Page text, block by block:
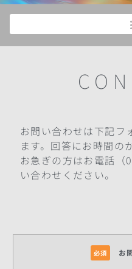
お問い合わせは下記フ
ます。回答にお時間の
お急ぎの方はお電話
い合わせください。
必須 お